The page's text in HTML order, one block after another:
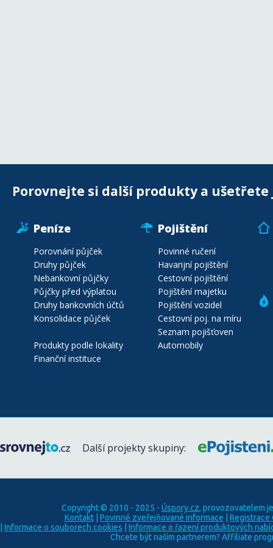
Porovnejte si další produkty a ušetřete
Peníze
Porovnání půjček
Druhy půjček
Nebankovní půjčky
Půjčky před výplatou
Druhy bankovních účtů
Konsolidace půjček
Produkty podle lokality
Finanční instituce
Pojištění
Povinné ručení
Havarijní pojištění
Cestovní pojištění
Pojištění majetku
Pojištění vozidel
Cestovní poj. na míru
Seznam pojišťoven
Automobily
Další projekty skupiny:
Copyright © 2010 - 2025 - Úspory.cz, provozovatelem
Kontakt| Povinně zveřejňované informace
Registrace
Informace o souborech cookies
Informace o řazení produktových
Chcete být naším partnerem? Affiliate